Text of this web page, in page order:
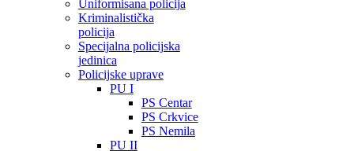
Uniformisana policija
Kriminalistička
policija
Specijalna policijska
jedinica
Policijske uprave
PU I
PS Centar
PS Crkvice
PS Nemila
PU II